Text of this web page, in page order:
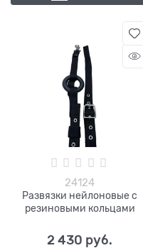
24124
Развязки нейлоновые с
резиновыми кольцами
2 430 руб.